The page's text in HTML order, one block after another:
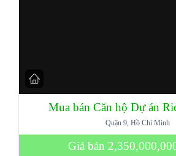
Mua bán Căn hộ Dự án
Quận 9, Hồ Chí Minh
Giá bán